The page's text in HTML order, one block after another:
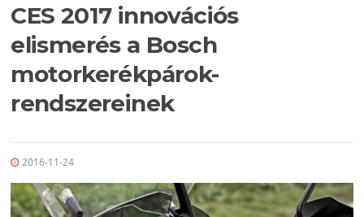
CES 2017 innovációs
elismerés a Bosch
motorkerékpárok-
rendszereinek
2016-11-24